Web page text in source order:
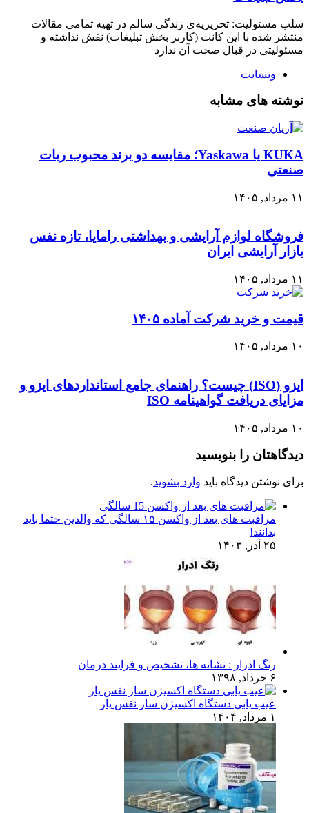
سلب‌ مسئولیت: تحریریه‌ی زندگی سالم در تهیه‌ تمامی مقالات
منتشر شده با این کانت (کاربر بخش تبلیغات) نقش نداشته و
مسئولیتی در قبال صحت آن ندارد
وبسایت
نوشته های مشابه
KUKA یا Yaskawa؛ مقایسه دو برند محبوب ربات
صنعتی
۱۱ مرداد, ۱۴۰۵
فروشگاه لوازم آرایشی و بهداشتی رامایا، تازه نفس
بازار آرایشی ایران
۱۱ مرداد, ۱۴۰۵
قیمت و خرید شرکت آماده ۱۴۰۵
۱۰ مرداد, ۱۴۰۵
ایزو (ISO) چیست؟ راهنمای جامع استانداردهای ایزو و
مزایای دریافت گواهینامه ISO
۱۰ مرداد, ۱۴۰۵
دیدگاهتان را بنویسید
برای نوشتن دیدگاه باید وارد بشوید.
مراقبت های بعد از واکسن ۱۵ سالگی که والدین حتما باید
بدانند!
۲۵ آذر, ۱۴۰۳
رنگ ادرار : نشانه ها، تشخیص و فرایند درمان
۶ خرداد, ۱۳۹۸
عیب یابی دستگاه اکسیژن ساز نفس یار
۱ مرداد, ۱۴۰۴